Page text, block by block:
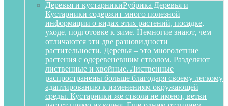
Деревья и кустарникиРубрика Деревья и
Кустарники содержит много полезной
информации о видах этих растений, посадке,
уходе, подготовке к зиме. Немногие знают, чем
отличаются эти две разновидности
растительности. Деревья – это многолетние
растения с одеревеневшим стволом. Разделяют
лиственные и хвойные. Лиственные
распространены больше благодаря своему легкому
адаптированию к изменениям окружающей
среды. Кустарники же ствола не имеют, ветви